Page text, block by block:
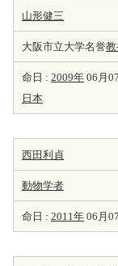
山形健三
大阪市立大学名誉
命日 : 2009年 06月
日本
西田利貞
動物学者
命日 : 2011年 06月